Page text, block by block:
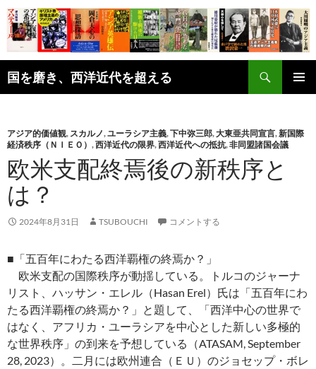
コ
ン
テ
ン
ツ
へ
ッ
プ
国を磨き、西洋近代を超える
索
アジア的価値観, スカルノ,ユーラシア主義,下中弥三郎,大東亜共同宣言,新国際
経済秩序（ＮＩＥＯ） ,西洋近代の限界,西洋近代への抵抗,非同盟諸国会議
欧米支配終焉後の新秩序と
は？
2024年8月31日 TSUBOUCHI コメントする
■「五百年にわたる西洋覇権の終焉か？」
欧米支配の国際秩序が動揺している。トルコのジャーナ
リスト、ハッサン・エレル（Hasan Erel）氏は「五百年にわ
たる西洋覇権の終焉か？」と題して、「西洋中心の世界で
はなく、アフリカ・ユーラシアを中心とした新しい多極的
な世界秩序」の到来を予想している（ATASAM, September
28, 2023）。二月には欧州連合（ＥＵ）のジョセップ・ボレ